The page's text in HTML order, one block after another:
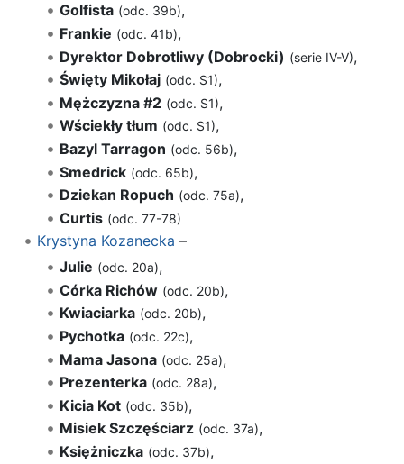
Golfista (odc. 39b),
Frankie (odc. 41b),
Dyrektor Dobrotliwy (Dobrocki) (serie IV-V),
Święty Mikołaj (odc. S1),
Mężczyzna #2 (odc. S1),
Wściekły tłum (odc. S1),
Bazyl Tarragon (odc. 56b),
Smedrick (odc. 65b),
Dziekan Ropuch (odc. 75a),
Curtis (odc. 77-78)
Krystyna Kozanecka –
Julie (odc. 20a),
Córka Richów (odc. 20b),
Kwiaciarka (odc. 20b),
Pychotka (odc. 22c),
Mama Jasona (odc. 25a),
Prezenterka (odc. 28a),
Kicia Kot (odc. 35b),
Misiek Szczęściarz (odc. 37a),
Księżniczka (odc. 37b),